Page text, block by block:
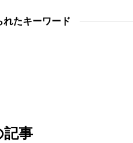
たキーワード
事